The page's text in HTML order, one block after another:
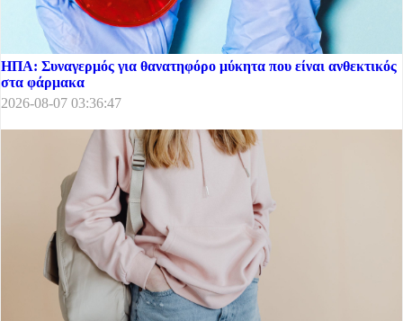
ΗΠΑ: Συναγερμός για θανατηφόρο μύκητα που είναι ανθεκτικός
στα φάρμακα
2026-08-07 03:36:47